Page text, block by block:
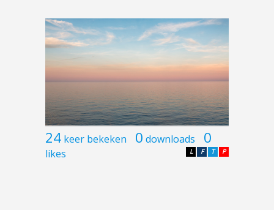
24 keer bekeken 0 downloads 0
likes P
T
F
L